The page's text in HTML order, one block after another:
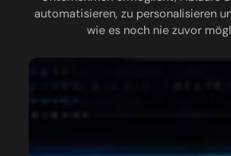
automatisieren, zu personalisieren
wie es noch nie zuvor